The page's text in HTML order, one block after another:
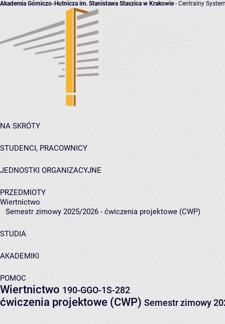
Akademia Górniczo-Hutnicza im. Stanisława Staszica w Krakowie- Centralny
NA SKRÓTY
STUDENCI, PRACOWNICY
JEDNOSTKI ORGANIZACYJNE
PRZEDMIOTY
Wiertnictwo
Semestr zimowy 2025/2026 - ćwiczenia projektowe (CWP)
STUDIA
AKADEMIKI
POMOC
Wiertnictwo 190-GGO-1S-282
ćwiczenia projektowe (CWP) Semestr zimowy